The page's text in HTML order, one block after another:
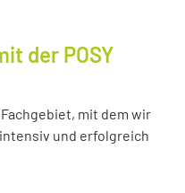
der POSY
mit dem wir
und erfolgreich